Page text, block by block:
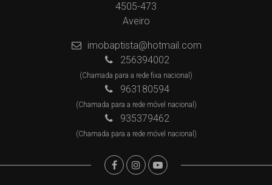
4505-473
Aveiro
imobaptista@hotmail.com
256394002
(Chamada para a rede fixa nacional)
963180594
(Chamada para a rede móvel nacional)
935379462
(Chamada para a rede móvel nacional)